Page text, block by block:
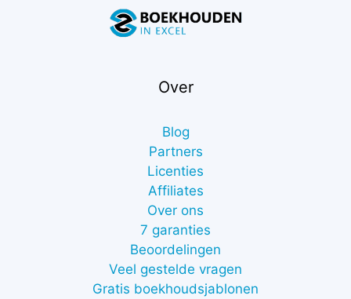
Over
Blog
Partners
Licenties
Affiliates
Over ons
7 garanties
Beoordelingen
Veel gestelde vragen
Gratis boekhoudsjablonen